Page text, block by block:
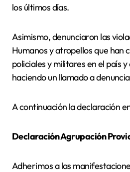
los últimos días.
Asimismo, denunciaron las
Humanos y atropellos que han
policiales y militares en el país
haciendo un llamado a
A continuación la declaración
Declaración Agrupación
Adherimos a las